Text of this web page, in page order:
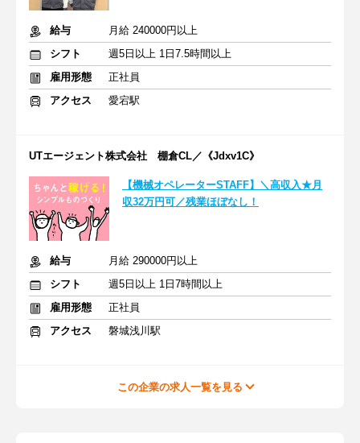
給与
月給 240000円以上
シフト
週5日以上 1日7.5時間以上
雇用形態
正社員
アクセス
愛宕駅
UTエージェント株式会社 棚倉CL／《Jdxv1C》
【機械オペレーターSTAFF】＼高収入★月
収32万円可／残業ほぼなし！
給与
月給 290000円以上
シフト
週5日以上 1日7時間以上
雇用形態
正社員
アクセス
磐城浅川駅
この企業の求人一覧を見る